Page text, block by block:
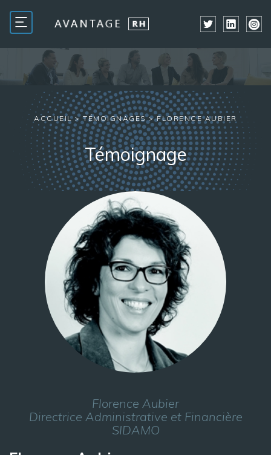
ACCUEIL>TÉMOIGNAGES>FLORENCE AUBIER
Témoignage
Florence Aubier
Directrice Administrative et Financière
SIDAMO